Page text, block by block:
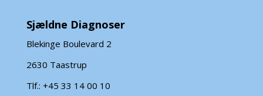
Sjældne Diagnoser
Blekinge Boulevard 2
2630 Taastrup
Tlf.: +45 33 14 00 10